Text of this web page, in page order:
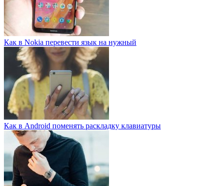
Как в Nokia перевести язык на нужный
Как в Android поменять раскладку клавиатуры